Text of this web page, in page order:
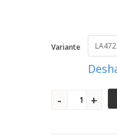
Variante